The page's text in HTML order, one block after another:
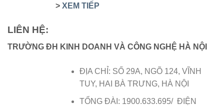
> XEM TIẾP
LIÊN HỆ:
TRƯỜNG ĐH KINH DOANH VÀ CÔNG NGHỆ HÀ NỘI
ĐỊA CHỈ: SỐ 29A, NGÕ 124, VĨNH
TUY, HAI BÀ TRƯNG, HÀ NỘI
TỔNG ĐÀI: 1900.633.695/ ĐIỆN